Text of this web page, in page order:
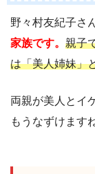
野々村友紀子さ
家族です。 親子
は「美人姉妹」
両親が美人とイ
もうなずけます